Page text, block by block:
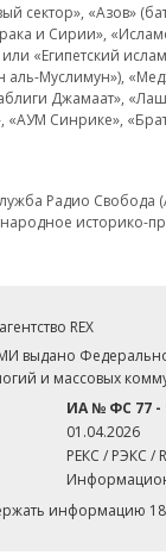
«Азов»
и Сирии»,
«Египетский
Муслимун»),
Джамаат»,
Синрике»,
Радио Свобода
историко-
REX
выдано
и массовых
ИА № ФС 77 -
01.04.2026
РЕКС / РЭКС /
информацию